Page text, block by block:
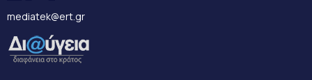
mediatek@ert.gr